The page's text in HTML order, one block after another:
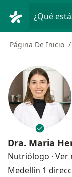
¿Qué
Página De Inicio
Dra. Maria
Nutriólogo · Ver
Medellín 1